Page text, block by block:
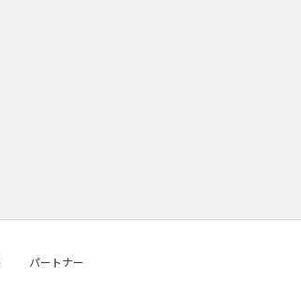
パートナー